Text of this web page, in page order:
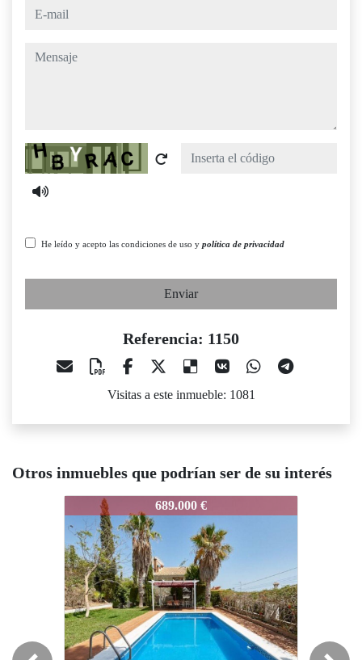
e-mail
mensaje
Captcha
He leído y acepto las condiciones de uso y política de privacidad
Enviar
Referencia: 1150
Visitas a este inmueble: 1081
Otros inmuebles que podrían ser de su interés
689.000 € 578.000 €